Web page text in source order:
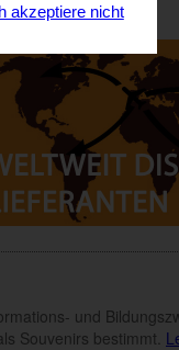
und
Souvenirs bestimmt.
akzeptiere nicht